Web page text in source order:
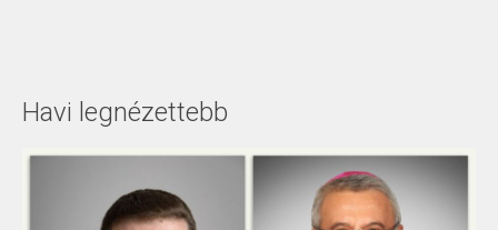
Havi legnézettebb